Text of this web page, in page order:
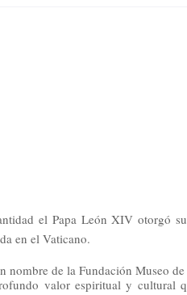
el Papa León XIV otorgó
en el Vaticano.
nombre de la Fundación Museo
valor espiritual y cultural